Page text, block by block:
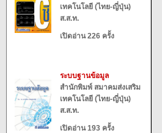
เทคโนโลยี (ไทย-ญี่ปุ่น)
ส.ส.ท.
เปิดอ่าน 226 ครั้ง
ระบบฐานข้อมูล
สำนักพิมพ์ สมาคมส่งเสริม
เทคโนโลยี (ไทย-ญี่ปุ่น)
ส.ส.ท.
เปิดอ่าน 193 ครั้ง